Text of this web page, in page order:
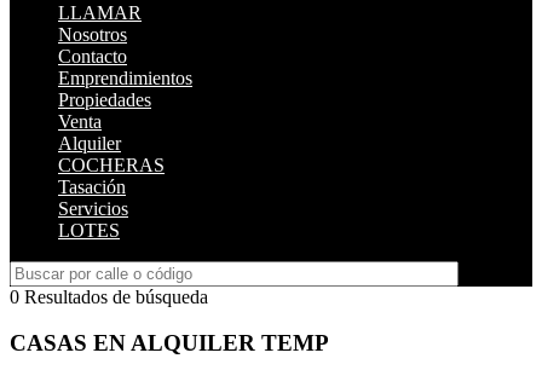
LLAMAR
Nosotros
Contacto
Emprendimientos
Propiedades
Venta
Alquiler
COCHERAS
Tasación
Servicios
LOTES
0 Resultados de búsqueda
CASAS EN ALQUILER TEMP